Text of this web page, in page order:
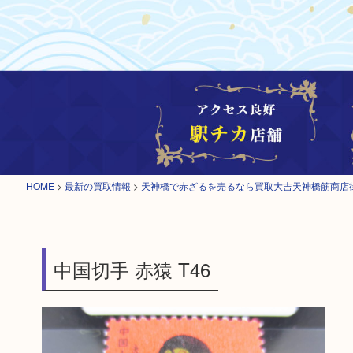
HOME > 最新の買取情報 > 天神橋で赤ざるを売るなら買取大吉天神橋筋商店
中国切手 赤猿 T46